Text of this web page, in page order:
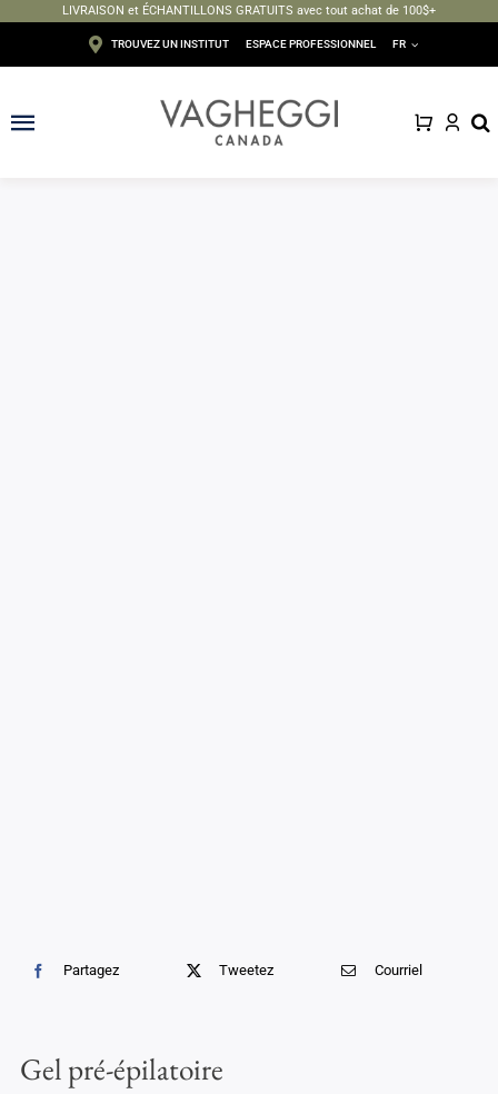
LIVRAISON et ÉCHANTILLONS GRATUITS avec tout achat de 100$+
TROUVEZ UN INSTITUT ESPACE PROFESSIONNEL FR
Toggle
Partagez Tweetez Courriel
Gel pré-épilatoire